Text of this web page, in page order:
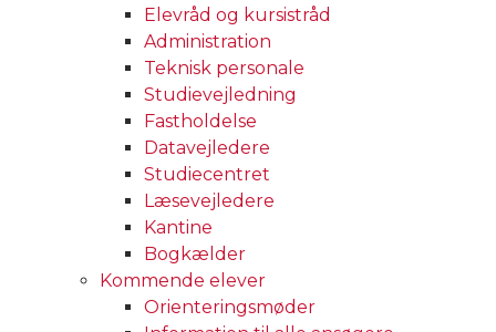
Elevråd og kursistråd
Administration
Teknisk personale
Studievejledning
Fastholdelse
Datavejledere
Studiecentret
Læsevejledere
Kantine
Bogkælder
Kommende elever
Orienteringsmøder